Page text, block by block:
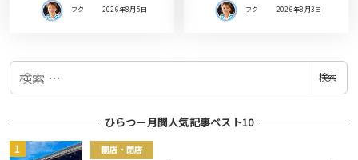
フク 2026年8月5日 フク 2026年8月3日
検
検索
ひらつー月間人気記事ベスト10
開店・閉店